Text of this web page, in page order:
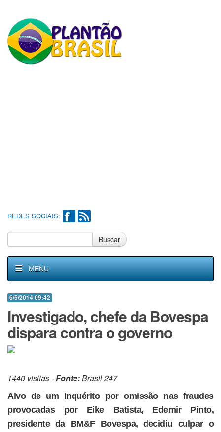
REDES SOCIAIS:
Buscar
MENU
6/5/2014 09:42
Investigado, chefe da Bovespa
dispara contra o governo
1440 visitas -Fonte:Brasil 247
Alvo de um inquérito por omissão nas fraudes
provocadas por Eike Batista, Edemir Pinto,
presidente da BM&F Bovespa, decidiu culpar o